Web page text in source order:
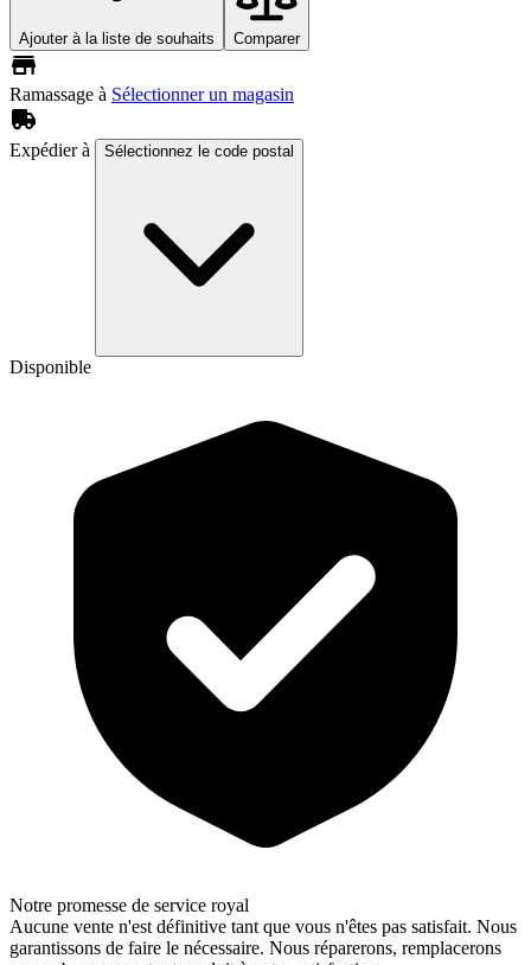
Ajouter à la liste de souhaits Comparer
Ramassage à Sélectionner un magasin
Expédier à Sélectionnez le code postal
Disponible
Notre promesse de service royal
Aucune vente n'est définitive tant que vous n'êtes pas satisfait. Nous
garantissons de faire le nécessaire. Nous réparerons, remplacerons